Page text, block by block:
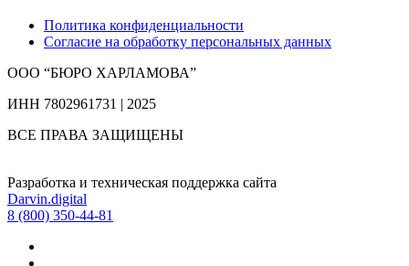
Политика конфиденциальности
Согласие на обработку персональных данных
ООО “БЮРО ХАРЛАМОВА”
ИНН 7802961731 | 2025
ВСЕ ПРАВА ЗАЩИЩЕНЫ
Разработка и техническая поддержка сайта
Darvin.digital
8 (800) 350-44-81